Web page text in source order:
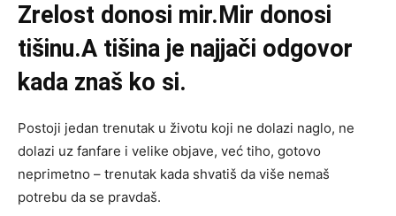
Zrelost donosi mir.Mir donosi
tišinu.A tišina je najjači odgovor
kada znaš ko si.
Postoji jedan trenutak u životu koji ne dolazi naglo, ne
dolazi uz fanfare i velike objave, već tiho, gotovo
neprimetno – trenutak kada shvatiš da više nemaš
potrebu da se pravdaš.